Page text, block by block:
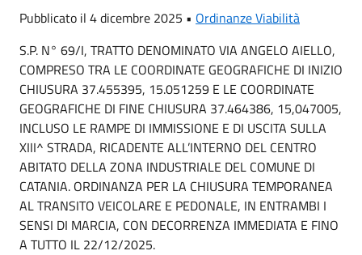
Pubblicato il 4 dicembre 2025 • Ordinanze Viabilità
S.P. N° 69/I, TRATTO DENOMINATO VIA ANGELO AIELLO,
COMPRESO TRA LE COORDINATE GEOGRAFICHE DI INIZIO
CHIUSURA 37.455395, 15.051259 E LE COORDINATE
GEOGRAFICHE DI FINE CHIUSURA 37.464386, 15,047005,
INCLUSO LE RAMPE DI IMMISSIONE E DI USCITA SULLA
XIII^ STRADA, RICADENTE ALL’INTERNO DEL CENTRO
ABITATO DELLA ZONA INDUSTRIALE DEL COMUNE DI
CATANIA. ORDINANZA PER LA CHIUSURA TEMPORANEA
AL TRANSITO VEICOLARE E PEDONALE, IN ENTRAMBI I
SENSI DI MARCIA, CON DECORRENZA IMMEDIATA E FINO
A TUTTO IL 22/12/2025.